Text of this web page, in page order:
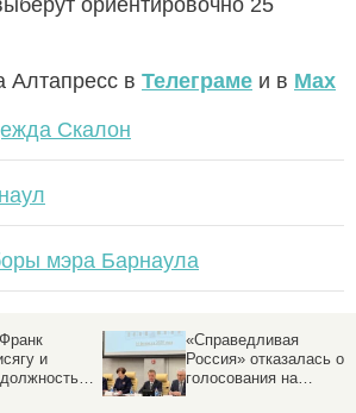
ориентировочно 25
Алтапресс в Телеграме и в Max
Скалон
мэра Барнаула
и
«Справедливая
Россия» отказалась от
голосования на